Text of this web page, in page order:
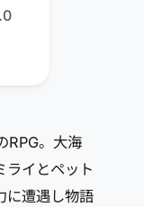
RPG。大海
ライとペット
に遭遇し物語